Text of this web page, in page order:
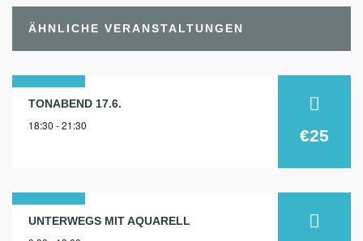
ÄHNLICHE VERANSTALTUNGEN
17
juni
TONABEND 17.6.
18:30 - 21:30
€25
31
UNTERWEGS MIT AQUARELL